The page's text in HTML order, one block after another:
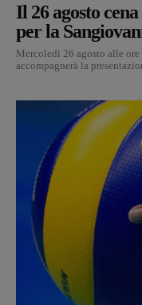
Il 26 agosto
per la
Mercoledì 26 agosto alle
accompagnerà la